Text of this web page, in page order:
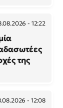
- 12:22
της
- 12:08